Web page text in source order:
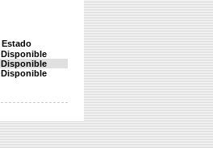
Estado
Disponible
Disponible
Disponible